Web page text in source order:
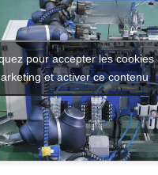
pour accepter les cookies
et activer ce contenu